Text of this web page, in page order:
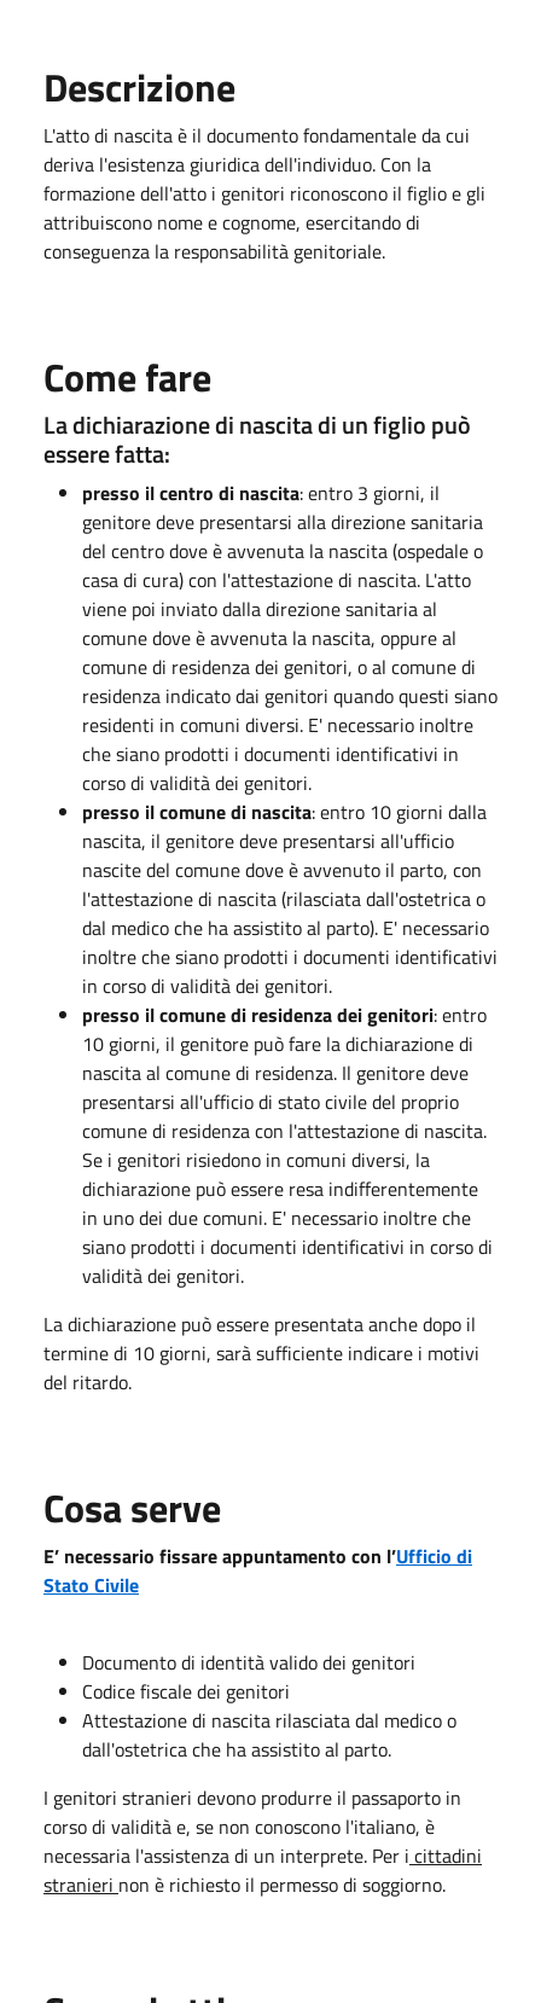
Descrizione
L'atto di nascita è il documento fondamentale da cui
deriva l'esistenza giuridica dell'individuo. Con la
formazione dell'atto i genitori riconoscono il figlio e gli
attribuiscono nome e cognome, esercitando di
conseguenza la responsabilità genitoriale.
Come fare
La dichiarazione di nascita di un figlio può
essere fatta:
presso il centro di nascita: entro 3 giorni, il
genitore deve presentarsi alla direzione sanitaria
del centro dove è avvenuta la nascita (ospedale o
casa di cura) con l'attestazione di nascita. L'atto
viene poi inviato dalla direzione sanitaria al
comune dove è avvenuta la nascita, oppure al
comune di residenza dei genitori, o al comune di
residenza indicato dai genitori quando questi siano
residenti in comuni diversi. E' necessario inoltre
che siano prodotti i documenti identificativi in
corso di validità dei genitori.
presso il comune di nascita: entro 10 giorni dalla
nascita, il genitore deve presentarsi all'ufficio
nascite del comune dove è avvenuto il parto, con
l'attestazione di nascita (rilasciata dall'ostetrica o
dal medico che ha assistito al parto). E' necessario
inoltre che siano prodotti i documenti identificativi
in corso di validità dei genitori.
presso il comune di residenza dei genitori: entro
10 giorni, il genitore può fare la dichiarazione di
nascita al comune di residenza. Il genitore deve
presentarsi all'ufficio di stato civile del proprio
comune di residenza con l'attestazione di nascita.
Se i genitori risiedono in comuni diversi, la
dichiarazione può essere resa indifferentemente
in uno dei due comuni. E' necessario inoltre che
siano prodotti i documenti identificativi in corso di
validità dei genitori.
La dichiarazione può essere presentata anche dopo il
termine di 10 giorni, sarà sufficiente indicare i motivi
del ritardo.
Cosa serve
E’ necessario fissare appuntamento con l’Ufficio di
Stato Civile
Documento di identità valido dei genitori
Codice fiscale dei genitori
Attestazione di nascita rilasciata dal medico o
dall'ostetrica che ha assistito al parto.
I genitori stranieri devono produrre il passaporto in
corso di validità e, se non conoscono l'italiano, è
necessaria l'assistenza di un interprete. Per i cittadini
stranieri non è richiesto il permesso di soggiorno.